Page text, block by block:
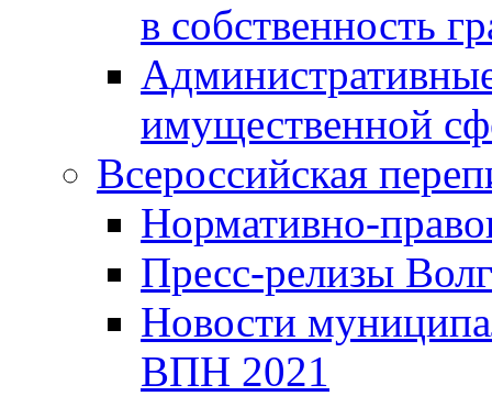
в собственность
имущественной
Всероссийская
Нормативно-
Пресс-релизы
Новости
ВПН 2021